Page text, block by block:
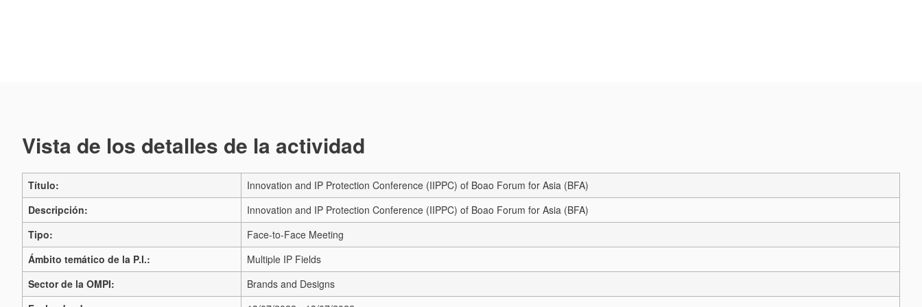
Vista de los detalles de la actividad
Título:
Innovation and IP Protection Conference (IIPPC) of Boao Forum for Asia (BFA)
Descripción:
Innovation and IP Protection Conference (IIPPC) of Boao Forum for Asia (BFA)
Tipo:
Face-to-Face Meeting
Ámbito temático de la P.I.:
Multiple IP Fields
Sector de la OMPI:
Brands and Designs